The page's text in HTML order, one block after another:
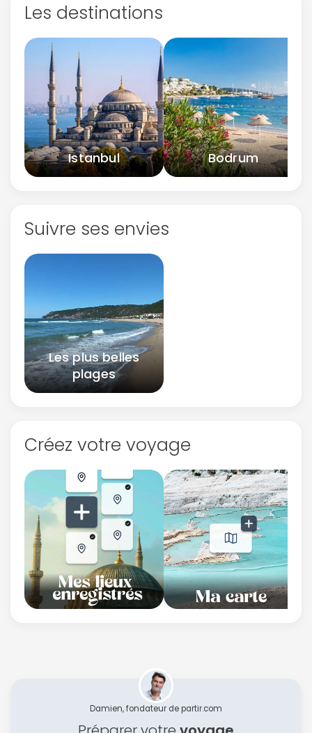
Les destinations
Istanbul Bodrum
Suivre ses envies
Les plus belles
plages
Créez votre voyage
Damien, fondateur de partir.com